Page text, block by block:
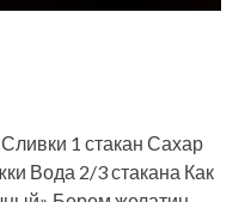
1 стакан Сахар
Вода 2/3 стакана Как